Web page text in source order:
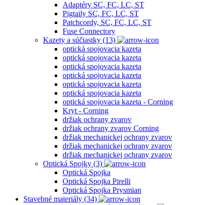
Adaptéry SC, FC, LC, ST
Pigtaily SC, FC, LC, ST
Patchcordy, SC, FC, LC, ST
Fuse Connectory
Kazety a súčiastky (13)
optická spojovacia kazeta
optická spojovacia kazeta
optická spojovacia kazeta
optická spojovacia kazeta
optická spojovacia kazeta
optická spojovacia kazeta
optická spojovacia kazeta - Corning
Kryt - Corning
držiak ochrany zvarov
držiak ochrany zvarov Corning
držiak mechanickej ochrany zvarov
držiak mechanickej ochrany zvarov
držiak mechanickej ochrany zvarov
Optická Spojky (3)
Optická Spojka
Optická Spojka Pirelli
Optická Spojka Prysmian
Stavebné materiály (34)